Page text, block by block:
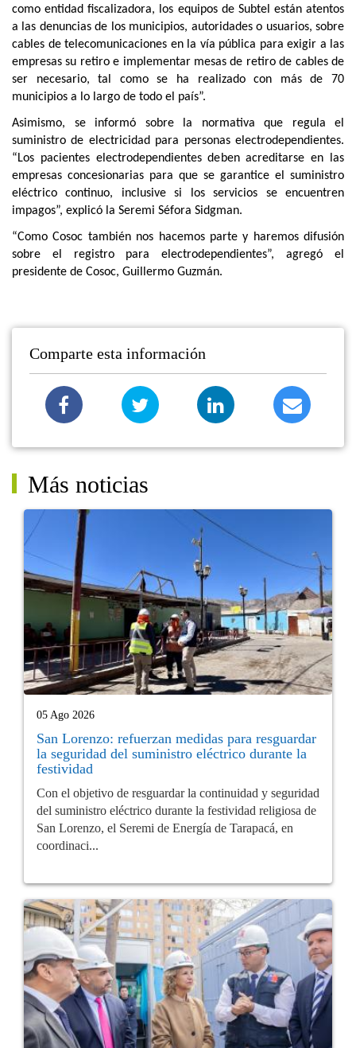
como entidad fiscalizadora, los equipos de Subtel están atentos
a las denuncias de los municipios, autoridades o usuarios, sobre
cables de telecomunicaciones en la vía pública para exigir a las
empresas su retiro e implementar mesas de retiro de cables de
ser necesario, tal como se ha realizado con más de 70
municipios a lo largo de todo el país”.
Asimismo, se informó sobre la normativa que regula el
suministro de electricidad para personas electrodependientes.
“Los pacientes electrodependientes deben acreditarse en las
empresas concesionarias para que se garantice el suministro
eléctrico continuo, inclusive si los servicios se encuentren
impagos”, explicó la Seremi Séfora Sidgman.
“Como Cosoc también nos hacemos parte y haremos difusión
sobre el registro para electrodependientes”, agregó el
presidente de Cosoc, Guillermo Guzmán.
Comparte esta información
Más noticias
05 Ago 2026
San Lorenzo: refuerzan medidas para resguardar
la seguridad del suministro eléctrico durante la
festividad
Con el objetivo de resguardar la continuidad y seguridad
del suministro eléctrico durante la festividad religiosa de
San Lorenzo, el Seremi de Energía de Tarapacá, en
coordinaci...